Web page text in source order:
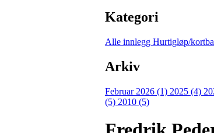
Kategori
Alle innlegg Hurtigløp/
Arkiv
Februar 2026 (1) 2025 (4)
(5) 2010 (5)